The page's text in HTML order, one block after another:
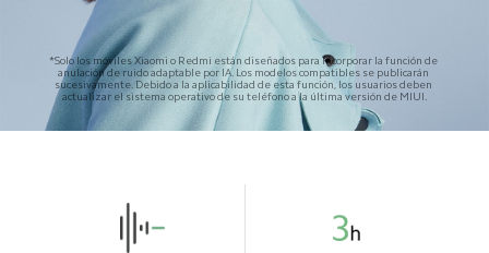
*Solo los móviles Xiaomi o Redmi están diseñados para incorporar la función de
anulación de ruido adaptable por IA. Los modelos compatibles se publicarán
sucesivamente. Debido a la aplicabilidad de esta función, los usuarios deben
actualizar el sistema operativo de su teléfono a la última versión de MIUI.